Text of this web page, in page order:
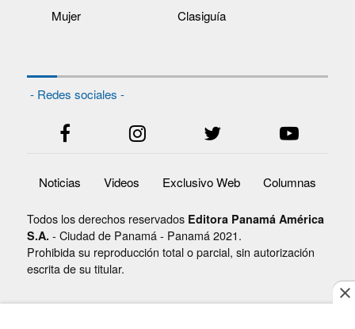
Mujer Clasiguía
- Redes sociales -
Noticias Videos Exclusivo Web Columnas
Todos los derechos reservados Editora Panamá América
S.A. - Ciudad de Panamá - Panamá 2021.
Prohibida su reproducción total o parcial, sin autorización
escrita de su titular.